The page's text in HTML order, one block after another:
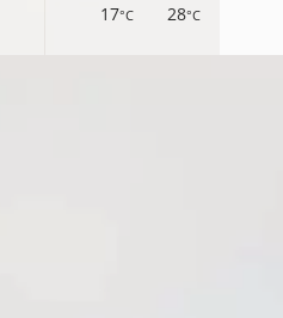
17°C 28°C